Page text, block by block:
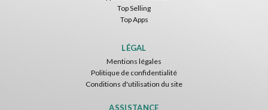
Top Selling
Top Apps
LÉGAL
Mentions légales
Politique de confidentialité
Conditions d'utilisation du site
ASSISTANCE